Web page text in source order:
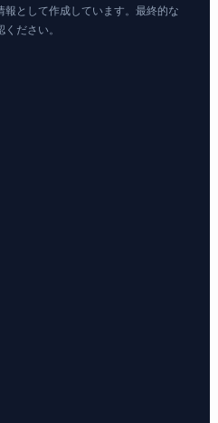
として作成しています。最終的な
ださい。